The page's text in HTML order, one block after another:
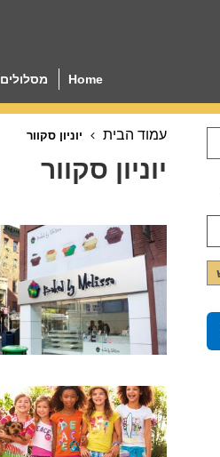
Home מסלולים
עמוד הבית יוניון סקוור
יוניון סקוור